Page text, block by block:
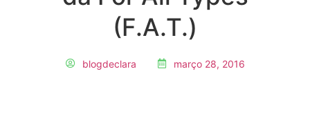
(F.A.T.)
blogdeclara março 28, 2016